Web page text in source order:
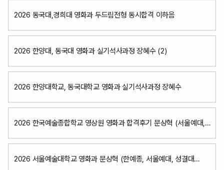
2026 동국대,경희대 영화과 두드림전형 동시합격 이하음
2026 한양대, 동국대 영화과 실기석사과정 장혜수 (2)
2026 한양대학교, 동국대학교 영화과 실기석사과정 장혜수
2026 한국예술종합학교 영상원 영화과 합격후기 문상혁 (서울예대,
2026 서울예술대학교 영화과 문상혁 (한예종, 서울예대, 성결대